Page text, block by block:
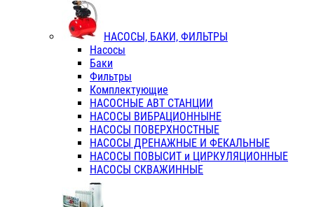
НАСОСЫ, БАКИ, ФИЛЬТРЫ
Насосы
Баки
Фильтры
Комплектующие
НАСОСНЫЕ АВТ СТАНЦИИ
НАСОСЫ ВИБРАЦИОННЫНЕ
НАСОСЫ ПОВЕРХНОСТНЫЕ
НАСОСЫ ДРЕНАЖНЫЕ И ФЕКАЛЬНЫЕ
НАСОСЫ ПОВЫСИТ и ЦИРКУЛЯЦИОННЫЕ
НАСОСЫ СКВАЖИННЫЕ